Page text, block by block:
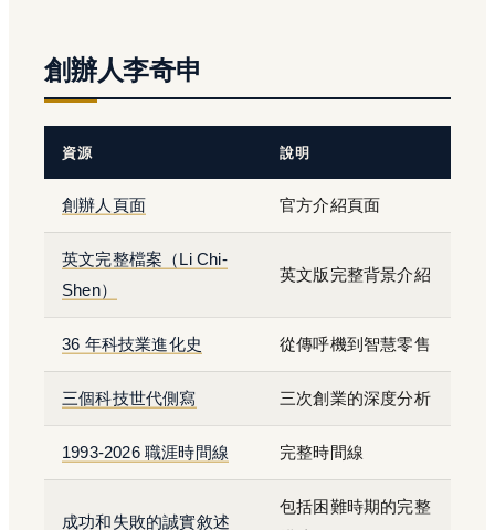
創辦人李奇申
資源 說明
創辦人頁面 官方介紹頁面
英文完整檔案（Li Chi-
Shen）
英文版完整背景介紹
36 年科技業進化史 從傳呼機到智慧零售
三個科技世代側寫 三次創業的深度分析
1993-2026 職涯時間線 完整時間線
成功和失敗的誠實敘述
包括困難時期的完整